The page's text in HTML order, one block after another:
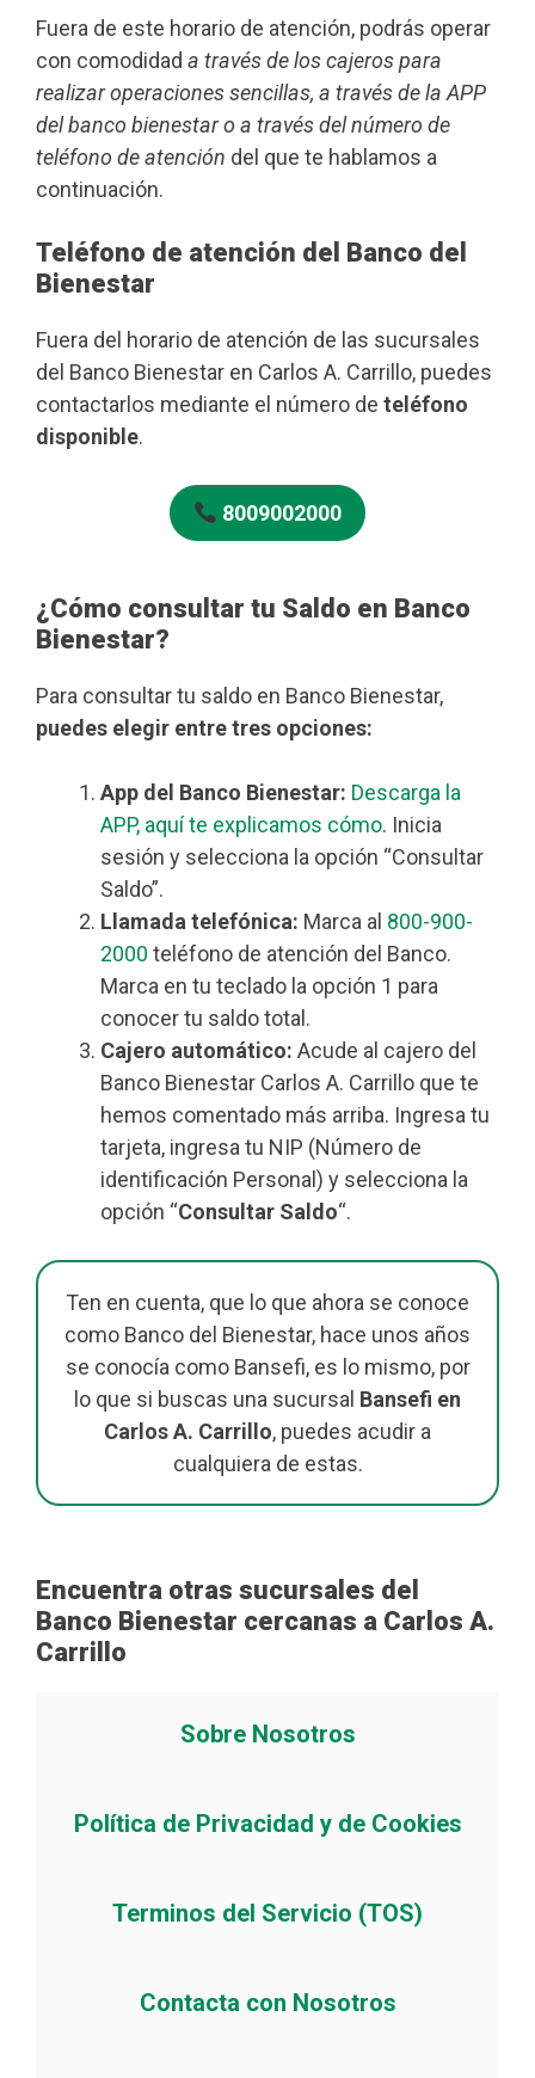
Fuera de este horario de atención, podrás operar
con comodidad a través de los cajeros para
realizar operaciones sencillas, a través de la APP
del banco bienestar o a través del número de
teléfono de atención del que te hablamos a
continuación.
Teléfono de atención del Banco del
Bienestar
Fuera del horario de atención de las sucursales
del Banco Bienestar en Carlos A. Carrillo, puedes
contactarlos mediante el número de teléfono
disponible.
8009002000
¿Cómo consultar tu Saldo en Banco
Bienestar?
Para consultar tu saldo en Banco Bienestar,
puedes elegir entre tres opciones:
App del Banco Bienestar: Descarga la
APP, aquí te explicamos cómo. Inicia
sesión y selecciona la opción “Consultar
Saldo”.
Llamada telefónica: Marca al 800-900-
2000 teléfono de atención del Banco.
Marca en tu teclado la opción 1 para
conocer tu saldo total.
Cajero automático: Acude al cajero del
Banco Bienestar Carlos A. Carrillo que te
hemos comentado más arriba. Ingresa tu
tarjeta, ingresa tu NIP (Número de
identificación Personal) y selecciona la
opción “Consultar Saldo“.
Ten en cuenta, que lo que ahora se conoce
como Banco del Bienestar, hace unos años
se conocía como Bansefi, es lo mismo, por
lo que si buscas una sucursal Bansefi en
Carlos A. Carrillo, puedes acudir a
cualquiera de estas.
Encuentra otras sucursales del
Banco Bienestar cercanas a Carlos A.
Carrillo
Sobre Nosotros
Política de Privacidad y de Cookies
Terminos del Servicio (TOS)
Contacta con Nosotros